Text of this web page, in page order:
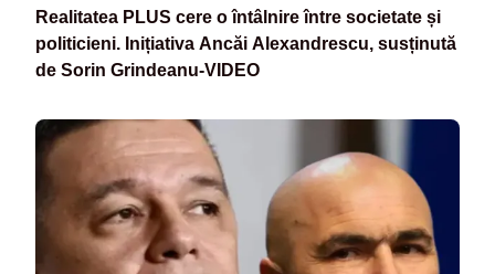
Realitatea PLUS cere o întâlnire între societate și
politicieni. Inițiativa Ancăi Alexandrescu, susținută
de Sorin Grindeanu-VIDEO